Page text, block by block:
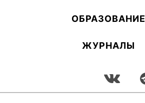
ОБ­РА­ЗОВА­НИЕ
ЖУРНАЛЫ